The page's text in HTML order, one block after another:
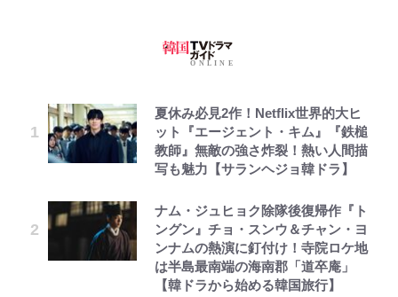
夏休み必見2作！Netflix世界的大ヒ
ット『エージェント・キム』『鉄槌
教師』無敵の強さ炸裂！熱い人間描
写も魅力【サランヘジョ韓ドラ】
ナム・ジュヒョク除隊後復帰作『ト
ングン』チョ・スンウ＆チャン・ヨ
ンナムの熱演に釘付け！寺院ロケ地
は半島最南端の海南郡「道卒庵」
【韓ドラから始める韓国旅行】